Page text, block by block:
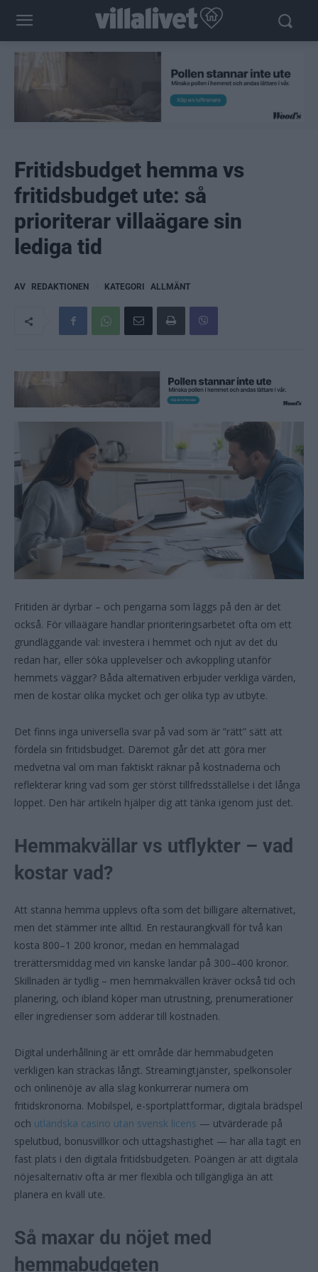
Fritidsbudget hemma vs
fritidsbudget ute: så
prioriterar villaägare sin
lediga tid
AV REDAKTIONEN KATEGORI ALLMÄNT
Fritiden är dyrbar – och pengarna som läggs på den är det
också. För villaägare handlar prioriteringsarbetet ofta om ett
grundläggande val: investera i hemmet och njut av det du
redan har, eller söka upplevelser och avkoppling utanför
hemmets väggar? Båda alternativen erbjuder verkliga värden,
men de kostar olika mycket och ger olika typ av utbyte.
Det finns inga universella svar på vad som är ”rätt” sätt att
fördela sin fritidsbudget. Däremot går det att göra mer
medvetna val om man faktiskt räknar på kostnaderna och
reflekterar kring vad som ger störst tillfredsställelse i det långa
loppet. Den här artikeln hjälper dig att tänka igenom just det.
Hemmakvällar vs utflykter – vad
kostar vad?
Att stanna hemma upplevs ofta som det billigare alternativet,
men det stämmer inte alltid. En restaurangkväll för två kan
kosta 800–1 200 kronor, medan en hemmalagad
trerättersmiddag med vin kanske landar på 300–400 kronor.
Skillnaden är tydlig – men hemmakvällen kräver också tid och
planering, och ibland köper man utrustning, prenumerationer
eller ingredienser som adderar till kostnaden.
Digital underhållning är ett område där hemmabudgeten
verkligen kan sträckas långt. Streamingtjänster, spelkonsoler
och onlinenöje av alla slag konkurrerar numera om
fritidskronorna. Mobilspel, e-sportplattformar, digitala brädspel
och utländska casino utan svensk licens — utvärderade på
spelutbud, bonusvillkor och uttagshastighet — har alla tagit en
fast plats i den digitala fritidsbudgeten. Poängen är att digitala
nöjesalternativ ofta är mer flexibla och tillgängliga än att
planera en kväll ute.
Så maxar du nöjet med
hemmabudgeten